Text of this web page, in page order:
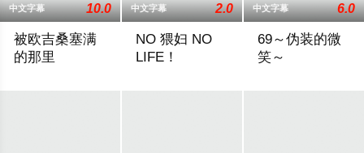
中文字幕 10.0
被欧吉桑塞满
的那里
中文字幕 2.0
NO 猥妇 NO
LIFE！
中文字幕 6.0
69～伪装的微
笑～